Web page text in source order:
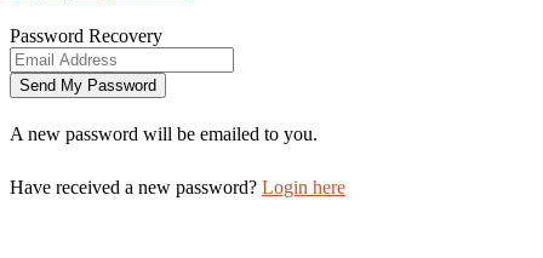
Password Recovery
A new password will be emailed to you.
Have received a new password? Login here